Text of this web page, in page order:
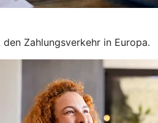
Zahlungsverkehr in Europa.